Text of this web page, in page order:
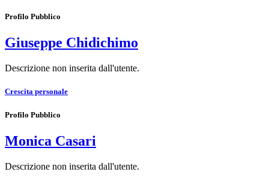
Profilo Pubblico
Giuseppe Chidichimo
Descrizione non inserita dall'utente.
Crescita personale
Profilo Pubblico
Monica Casari
Descrizione non inserita dall'utente.